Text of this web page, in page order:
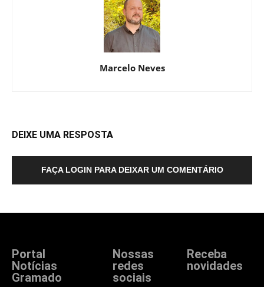
Marcelo Neves
DEIXE UMA RESPOSTA
FAÇA LOGIN PARA DEIXAR UM COMENTÁRIO
Portal
Notícias
Gramado
Nossas
redes
sociais
Receba
novidades